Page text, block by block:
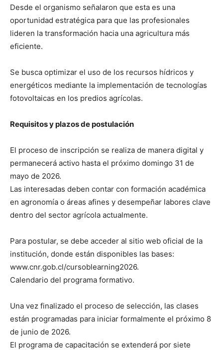
Desde el organismo señalaron que esta es una
oportunidad estratégica para que las profesionales
lideren la transformación hacia una agricultura más
eficiente.
Se busca optimizar el uso de los recursos hídricos y
energéticos mediante la implementación de tecnologías
fotovoltaicas en los predios agrícolas.
Requisitos y plazos de postulación
El proceso de inscripción se realiza de manera digital y
permanecerá activo hasta el próximo domingo 31 de
mayo de 2026.
Las interesadas deben contar con formación académica
en agronomía o áreas afines y desempeñar labores clave
dentro del sector agrícola actualmente.
Para postular, se debe acceder al sitio web oficial de la
institución, donde están disponibles las bases:
www.cnr.gob.cl/cursoblearning2026.
Calendario del programa formativo.
Una vez finalizado el proceso de selección, las clases
están programadas para iniciar formalmente el próximo 8
de junio de 2026.
El programa de capacitación se extenderá por siete